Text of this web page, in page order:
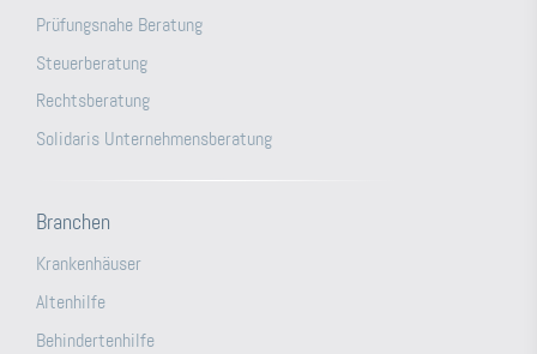
Prüfungsnahe Beratung
Steuerberatung
Rechtsberatung
Solidaris Unternehmensberatung
Branchen
Krankenhäuser
Altenhilfe
Behindertenhilfe